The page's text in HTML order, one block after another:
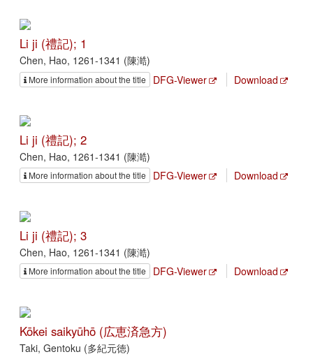
Li ji (禮記); 1
Chen, Hao, 1261-1341 (陳澔)
More information about the title DFG-Viewer Download
Li ji (禮記); 2
Chen, Hao, 1261-1341 (陳澔)
More information about the title DFG-Viewer Download
Li ji (禮記); 3
Chen, Hao, 1261-1341 (陳澔)
More information about the title DFG-Viewer Download
Kōkei saikyūhō (広恵済急方)
Taki, Gentoku (多紀元徳)